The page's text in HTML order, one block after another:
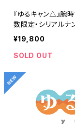
『ゆるキャン△』腕
数限定・シリアルナ
¥19,800
SOLD OUT